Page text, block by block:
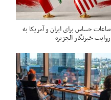
ساعات حساس برای ایران و آمریکا به
روایت خبرنگار الجزیره